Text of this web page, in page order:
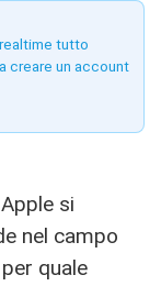
tutto
creare un account
si
nel campo
quale